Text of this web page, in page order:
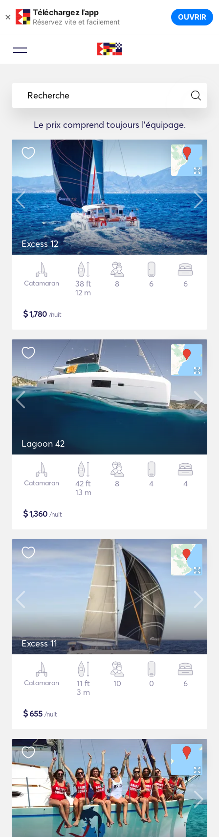
× Téléchargez l’app
Réservez vite et facilement OUVRIR
Recherche
Le prix comprend toujours l'équipage.
Excess 12
Catamaran
38 ft
12 m
8 6 6
$1,780 /nuit
Lagoon 42
Catamaran
42 ft
13 m
8 4 4
$1,360 /nuit
Excess 11
Catamaran
11 ft
3 m
10 0 6
$655 /nuit